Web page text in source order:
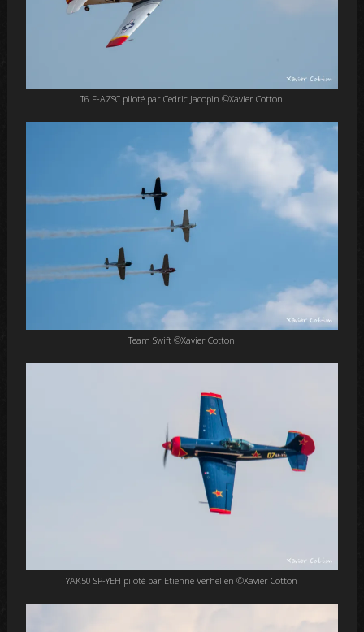
T6 F-AZSC piloté par Cedric Jacopin ©Xavier Cotton
Team Swift ©Xavier Cotton
YAK50 SP-YEH piloté par Etienne Verhellen ©Xavier Cotton